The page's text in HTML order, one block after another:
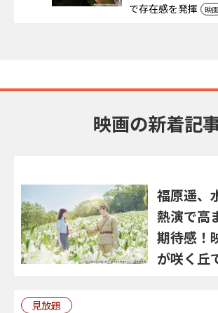
で存在感を発揮
映画
映画の新着記
福原遥、
熱演で高
期待感！
が咲く丘
見放題